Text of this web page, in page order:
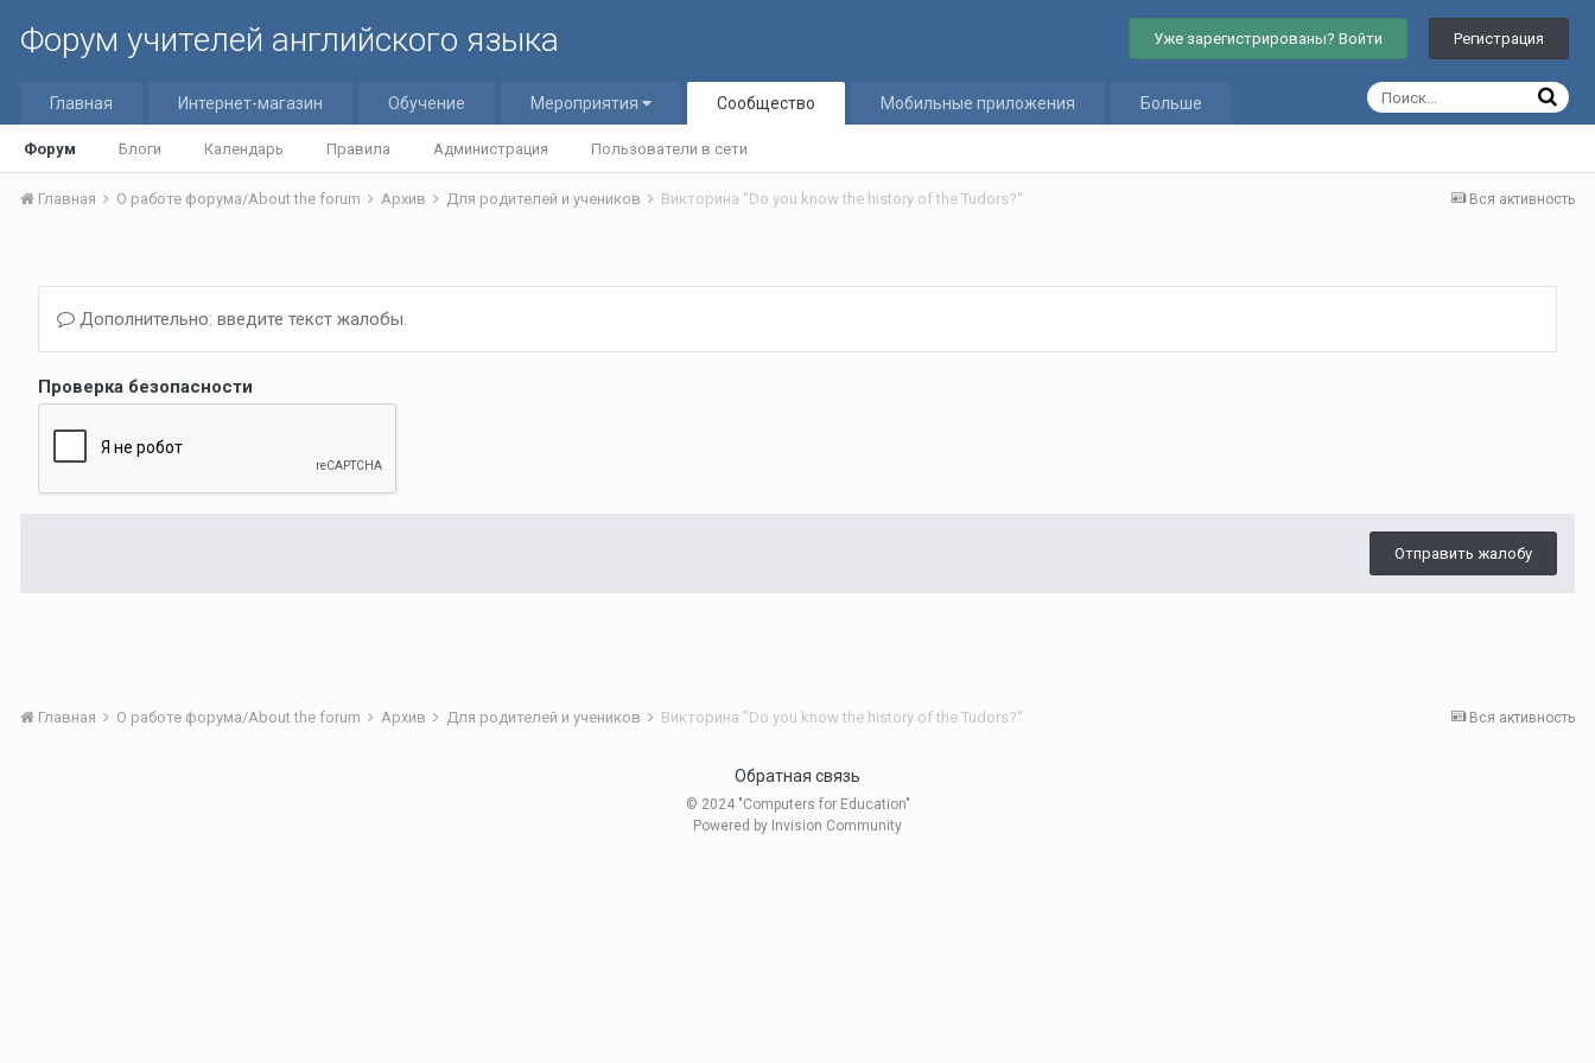
Форум учителей английского языка Уже зарегистрированы? Войти Регистрация
Главная Интернет-магазин Обучение Мероприятия Сообщество
Форум Блоги Календарь Правила Администрация Пользователи в сети
Мобильные приложения Больше
Вся активность
Главная О работе форума/About the forum Архив Для родителей и учеников Викторина "Do you know the history of the Tudors?"
Дополнительно: введите текст жалобы.
Проверка безопасности
Отправить жалобу
Вся активность
Главная О работе форума/About the forum Архив Для родителей и учеников Викторина "Do you know the history of the Tudors?"
Обратная связь
© 2024 "Computers for Education"
Powered by Invision Community